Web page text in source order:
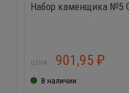
Набор каменщика №5
ЦЕНА: 901,95 ₽
В наличии